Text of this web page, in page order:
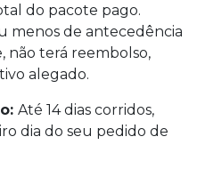
do pacote pago.
menos de antecedência
não terá reembolso,
alegado.
Até 14 dias corridos,
dia do seu pedido de